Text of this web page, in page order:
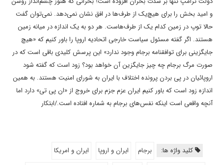
و امید بخش را برای هیچ‌یک از طرف‌ها در افق نشان نمی‌دهد. نمی‌توان گفت
حالا توپ در زمین کدام یک از طرف‌هاست. هر دو به یک اندازه در میانه زمین
هستند. اگر گفته مسئول سیاست‌ خارجی اتحادیه اروپا را باور کنیم که «هیچ
جایگزینی برای توافقنامه برجام وجود ندارد» این پرسش کلیدی باقی است که در
صورت مرگ برجام چه چیز جایگزین آن خواهد بود؟ زود است که گفته شود
اروپائیان در پی بردن پرونده اختلاف با ایران به شورای امنیت هستند. به همین
اندازه زود است که باور کنیم ایران عزم جزم برای خروج از «ان پی تی» دارد اما
آنچه واقعی است اینکه نفس‌های برجام به شماره افتاده است./ابتکار
کلید واژه ها: برجام ایران و اروپا
ایران و امریکا